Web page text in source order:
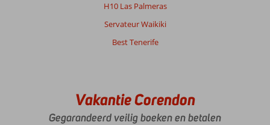
H10 Las Palmeras
Servateur Waikiki
Best Tenerife
Vakantie Corendon
Gegarandeerd veilig boeken en betalen